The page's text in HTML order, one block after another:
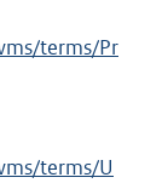
terms/Pr
terms/U